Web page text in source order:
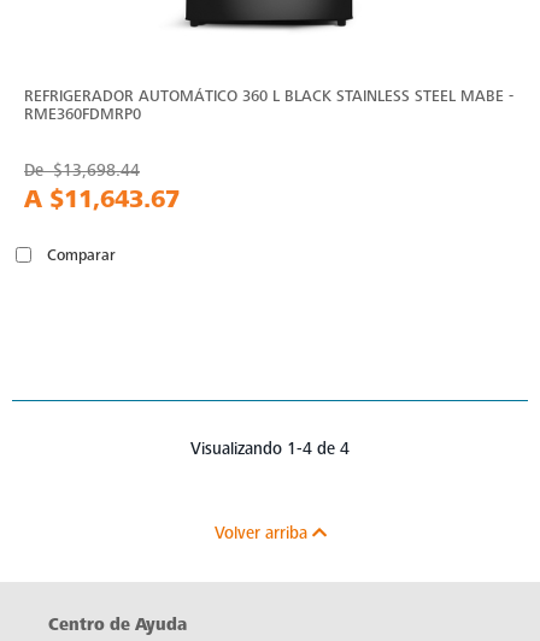
REFRIGERADOR AUTOMÁTICO 360 L BLACK STAINLESS STEEL MABE -
RME360FDMRP0
De$13,698.44
A $11,643.67
Comparar
Visualizando 1-4 de 4
Volver arriba
Centro de Ayuda